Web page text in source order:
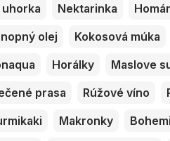
uhorka Nektarinka
olej Kokosová múka
Horálky Maslove
prasa Rúžové víno
Makronky